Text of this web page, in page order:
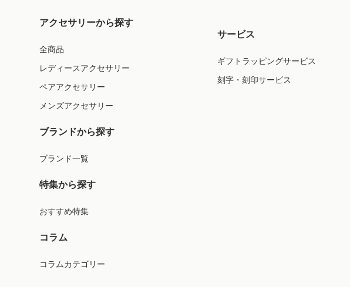
アクセサリーから探す
全商品
レディースアクセサリー
ペアアクセサリー
メンズアクセサリー
ブランドから探す
ブランド一覧
特集から探す
おすすめ特集
コラム
コラムカテゴリー
サービス
ギフトラッピングサービス
刻字・刻印サービス